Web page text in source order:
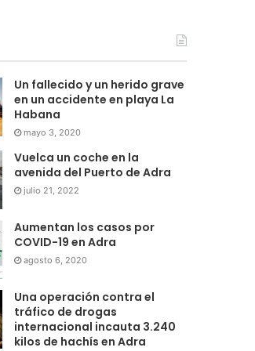
Un fallecido y un herido grave
en un accidente en playa La
Habana
mayo 3, 2020
Vuelca un coche en la
avenida del Puerto de Adra
julio 21, 2022
Aumentan los casos por
COVID-19 en Adra
agosto 6, 2020
Una operación contra el
tráfico de drogas
internacional incauta 3.240
kilos de hachís en Adra